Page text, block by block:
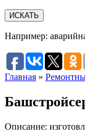
Например:
Главная »
Описание: